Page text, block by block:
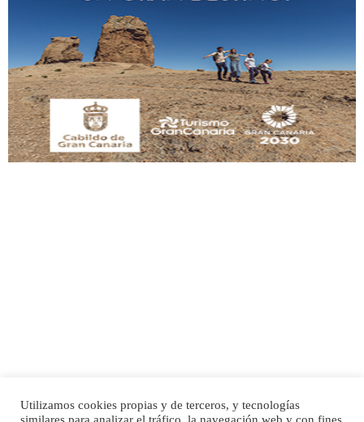
Gato manso encontrado
Este gato macho ha aparecido en la calle hace menos de un mes, es muy
manso y extremadamente cari...
Leales.org » Gran Canaria | 9.7.2025
SHIBA PERDIDO AVDA JOSE MESA Y LOPEZ
Utilizamos cookies propias y de terceros, y tecnologías